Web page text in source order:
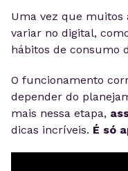
Uma vez que muitos
variar no digital,
hábitos de consumo
O funcionamento
depender do
mais nessa etapa,
dicas incríveis. É só